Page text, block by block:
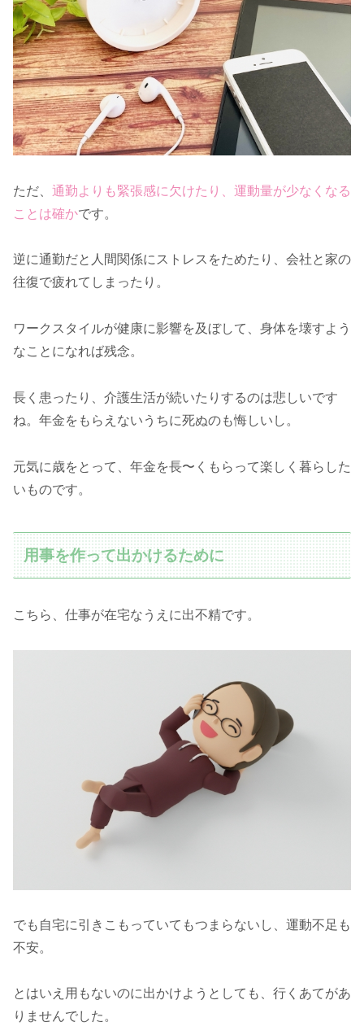
ただ、 通勤よりも緊張感に欠けたり、運動量が少なくなる
ことは確かです。
逆に通勤だと人間関係にストレスをためたり、会社と家の
往復で疲れてしまったり。
ワークスタイルが健康に影響を及ぼして、身体を壊すよう
なことになれば残念。
長く患ったり、介護生活が続いたりするのは悲しいです
ね。年金をもらえないうちに死ぬのも悔しいし。
元気に歳をとって、年金を長〜くもらって楽しく暮らした
いものです。
用事を作って出かけるために
こちら、仕事が在宅なうえに出不精です。
でも自宅に引きこもっていてもつまらないし、運動不足も
不安。
とはいえ用もないのに出かけようとしても、行くあてがあ
りませんでした。